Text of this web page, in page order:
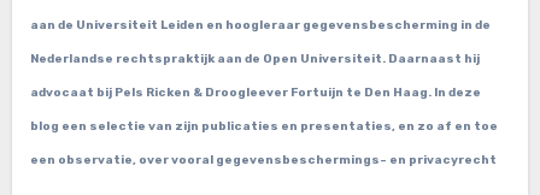
aan de Universiteit Leiden en hoogleraar gegevensbescherming in de
Nederlandse rechtspraktijk aan de Open Universiteit. Daarnaast hij
advocaat bij Pels Ricken & Droogleever Fortuijn te Den Haag. In deze
blog een selectie van zijn publicaties en presentaties, en zo af en toe
een observatie, over vooral gegevensbeschermings- en privacyrecht